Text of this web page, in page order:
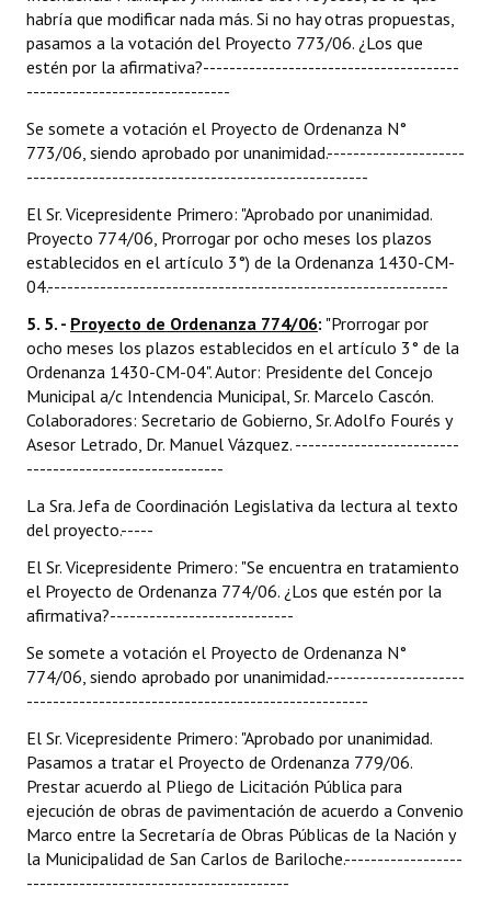
habría que modificar nada más. Si no hay otras propuestas,
pasamos a la votación del Proyecto 773/06. ¿Los que
estén por la afirmativa?---------------------------------------
-------------------------------
Se somete a votación el Proyecto de Ordenanza N°
773/06, siendo aprobado por unanimidad.---------------------
----------------------------------------------------
El Sr. Vicepresidente Primero: "Aprobado por unanimidad.
Proyecto 774/06, Prorrogar por ocho meses los plazos
establecidos en el artículo 3°) de la Ordenanza 1430-CM-
04.-------------------------------------------------------------
5. 5. - Proyecto de Ordenanza 774/06: "Prorrogar por
ocho meses los plazos establecidos en el artículo 3° de la
Ordenanza 1430-CM-04". Autor: Presidente del Concejo
Municipal a/c Intendencia Municipal, Sr. Marcelo Cascón.
Colaboradores: Secretario de Gobierno, Sr. Adolfo Fourés y
Asesor Letrado, Dr. Manuel Vázquez. -------------------------
------------------------------
La Sra. Jefa de Coordinación Legislativa da lectura al texto
del proyecto.-----
El Sr. Vicepresidente Primero: "Se encuentra en tratamiento
el Proyecto de Ordenanza 774/06. ¿Los que estén por la
afirmativa?----------------------------
Se somete a votación el Proyecto de Ordenanza N°
774/06, siendo aprobado por unanimidad.---------------------
----------------------------------------------------
El Sr. Vicepresidente Primero: "Aprobado por unanimidad.
Pasamos a tratar el Proyecto de Ordenanza 779/06.
Prestar acuerdo al Pliego de Licitación Pública para
ejecución de obras de pavimentación de acuerdo a Convenio
Marco entre la Secretaría de Obras Públicas de la Nación y
la Municipalidad de San Carlos de Bariloche.------------------
----------------------------------------